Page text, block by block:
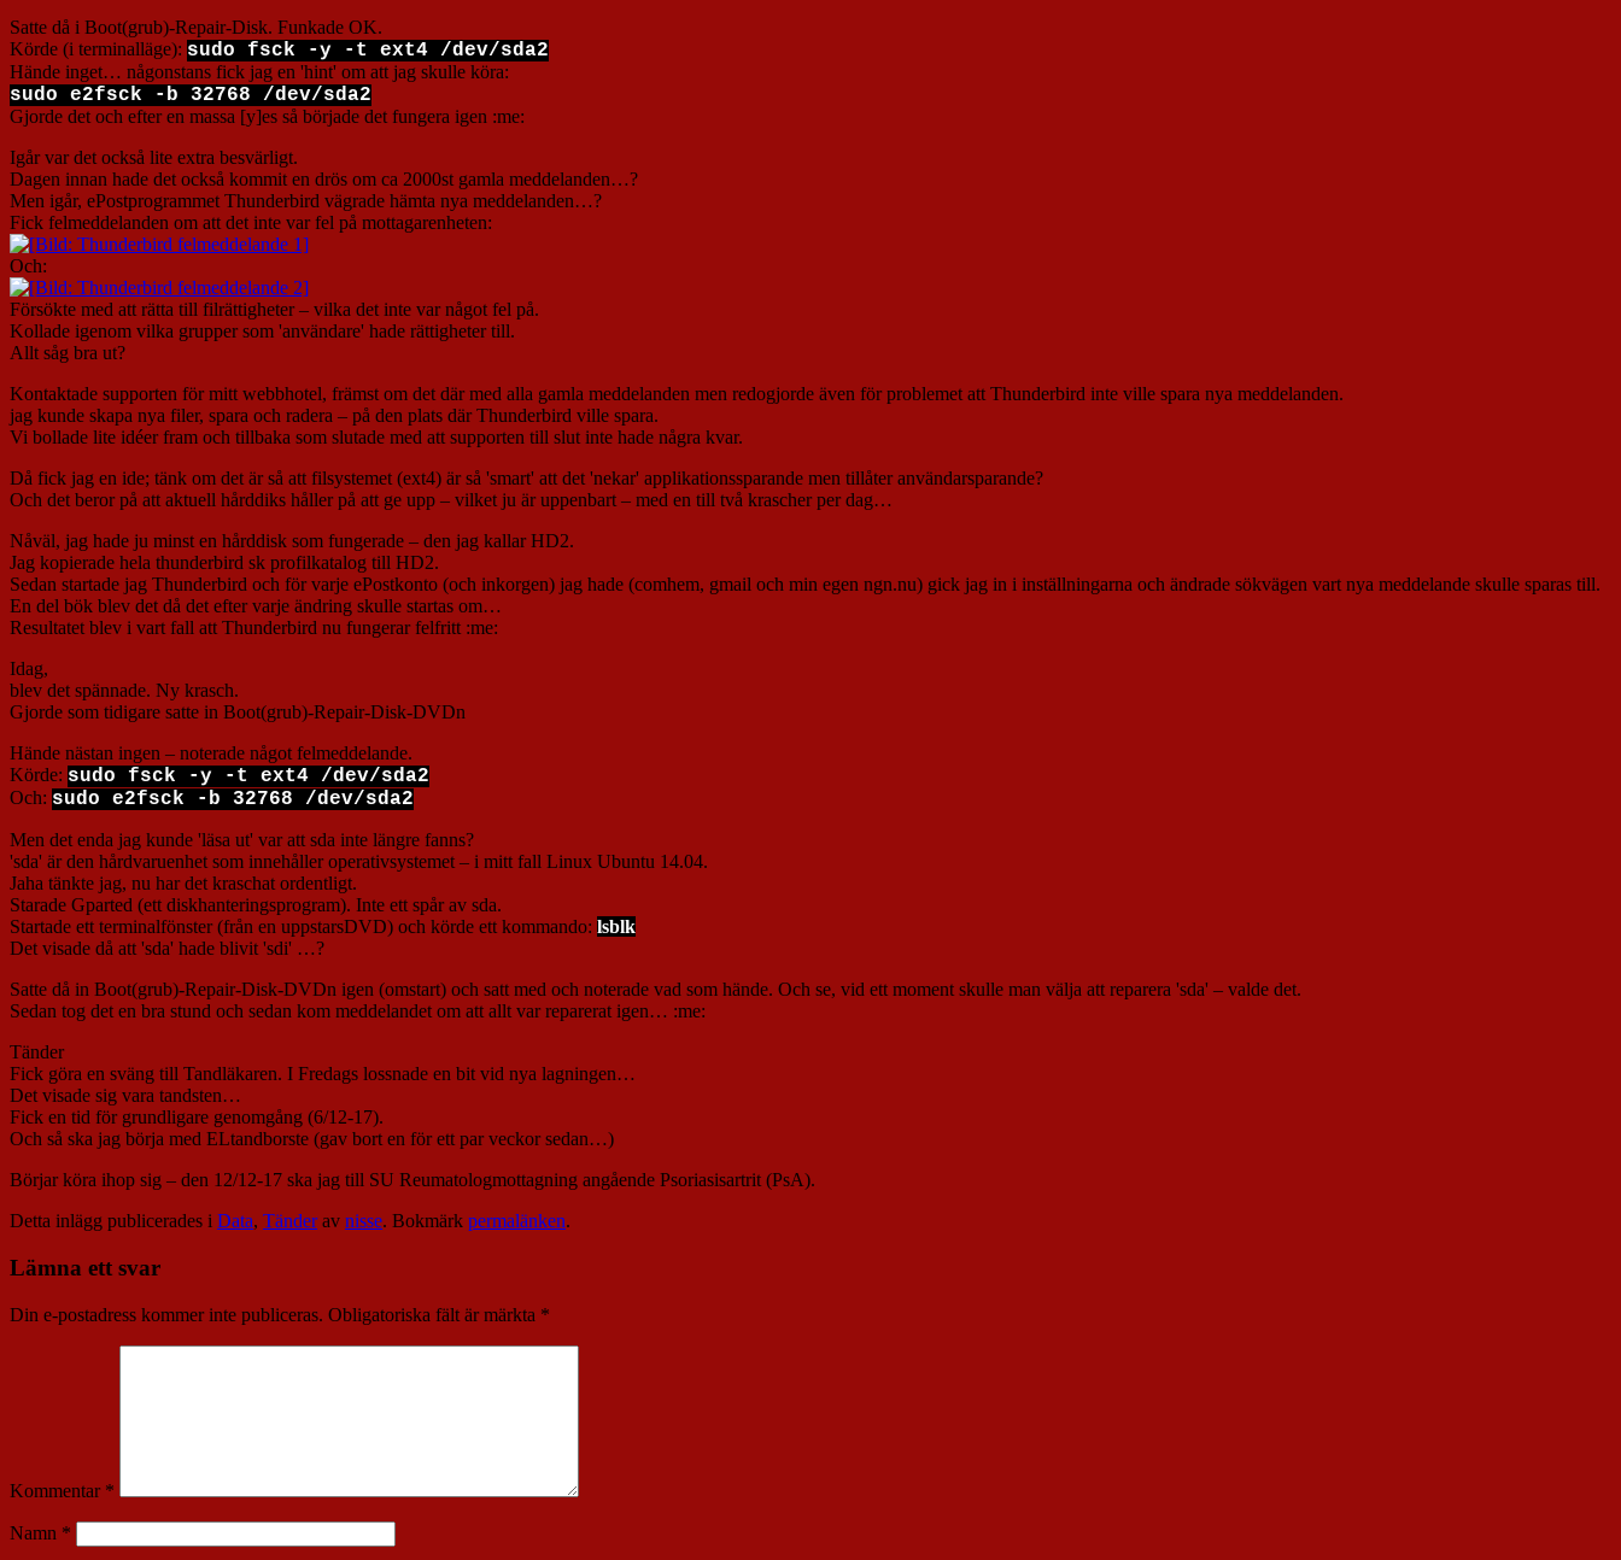
Satte då i Boot(grub)-Repair-Disk. Funkade OK.
Körde (i terminalläge): sudo fsck -y -t ext4 /dev/sda2
Hände inget… någonstans fick jag en 'hint' om att jag skulle köra:
sudo e2fsck -b 32768 /dev/sda2
Gjorde det och efter en massa [y]es så började det fungera igen :me:
Igår var det också lite extra besvärligt.
Dagen innan hade det också kommit en drös om ca 2000st gamla meddelanden…?
Men igår, ePostprogrammet Thunderbird vägrade hämta nya meddelanden…?
Fick felmeddelanden om att det inte var fel på mottagarenheten:
Och:
Försökte med att rätta till filrättigheter – vilka det inte var något fel på.
Kollade igenom vilka grupper som 'användare' hade rättigheter till.
Allt såg bra ut?
Kontaktade supporten för mitt webbhotel, främst om det där med alla gamla meddelanden men redogjorde även för problemet att Thunderbird inte ville spara nya meddelanden.
jag kunde skapa nya filer, spara och radera – på den plats där Thunderbird ville spara.
Vi bollade lite idéer fram och tillbaka som slutade med att supporten till slut inte hade några kvar.
Då fick jag en ide; tänk om det är så att filsystemet (ext4) är så 'smart' att det 'nekar' applikationssparande men tillåter användarsparande?
Och det beror på att aktuell hårddiks håller på att ge upp – vilket ju är uppenbart – med en till två krascher per dag…
Nåväl, jag hade ju minst en hårddisk som fungerade – den jag kallar HD2.
Jag kopierade hela thunderbird sk profilkatalog till HD2.
Sedan startade jag Thunderbird och för varje ePostkonto (och inkorgen) jag hade (comhem, gmail och min egen ngn.nu) gick jag in i inställningarna och ändrade sökvägen vart nya meddelande skulle sparas till.
En del bök blev det då det efter varje ändring skulle startas om…
Resultatet blev i vart fall att Thunderbird nu fungerar felfritt :me:
Idag,
blev det spännade. Ny krasch.
Gjorde som tidigare satte in Boot(grub)-Repair-Disk-DVDn
Hände nästan ingen – noterade något felmeddelande.
Körde: sudo fsck -y -t ext4 /dev/sda2
Och: sudo e2fsck -b 32768 /dev/sda2
Men det enda jag kunde 'läsa ut' var att sda inte längre fanns?
'sda' är den hårdvaruenhet som innehåller operativsystemet – i mitt fall Linux Ubuntu 14.04.
Jaha tänkte jag, nu har det kraschat ordentligt.
Starade Gparted (ett diskhanteringsprogram). Inte ett spår av sda.
Startade ett terminalfönster (från en uppstarsDVD) och körde ett kommando: lsblk
Det visade då att 'sda' hade blivit 'sdi' …?
Satte då in Boot(grub)-Repair-Disk-DVDn igen (omstart) och satt med och noterade vad som hände. Och se, vid ett moment skulle man välja att reparera 'sda' – valde det.
Sedan tog det en bra stund och sedan kom meddelandet om att allt var reparerat igen… :me:
Tänder
Fick göra en sväng till Tandläkaren. I Fredags lossnade en bit vid nya lagningen…
Det visade sig vara tandsten…
Fick en tid för grundligare genomgång (6/12-17).
Och så ska jag börja med ELtandborste (gav bort en för ett par veckor sedan…)
Börjar köra ihop sig – den 12/12-17 ska jag till SU Reumatologmottagning angående Psoriasisartrit (PsA).
Detta inlägg publicerades i Data, Tänderav nisse. Bokmärk permalänken.
Lämna ett svar
Din e-postadress kommer inte publiceras. Obligatoriska fält är märkta *
Kommentar *
Namn *